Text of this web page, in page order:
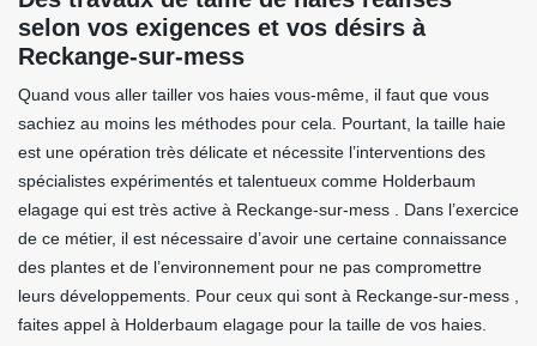
selon vos exigences et vos désirs à
Reckange-sur-mess
Quand vous aller tailler vos haies vous-même, il faut que vous
sachiez au moins les méthodes pour cela. Pourtant, la taille haie
est une opération très délicate et nécessite l’interventions des
spécialistes expérimentés et talentueux comme Holderbaum
elagage qui est très active à Reckange-sur-mess . Dans l’exercice
de ce métier, il est nécessaire d’avoir une certaine connaissance
des plantes et de l’environnement pour ne pas compromettre
leurs développements. Pour ceux qui sont à Reckange-sur-mess ,
faites appel à Holderbaum elagage pour la taille de vos haies.